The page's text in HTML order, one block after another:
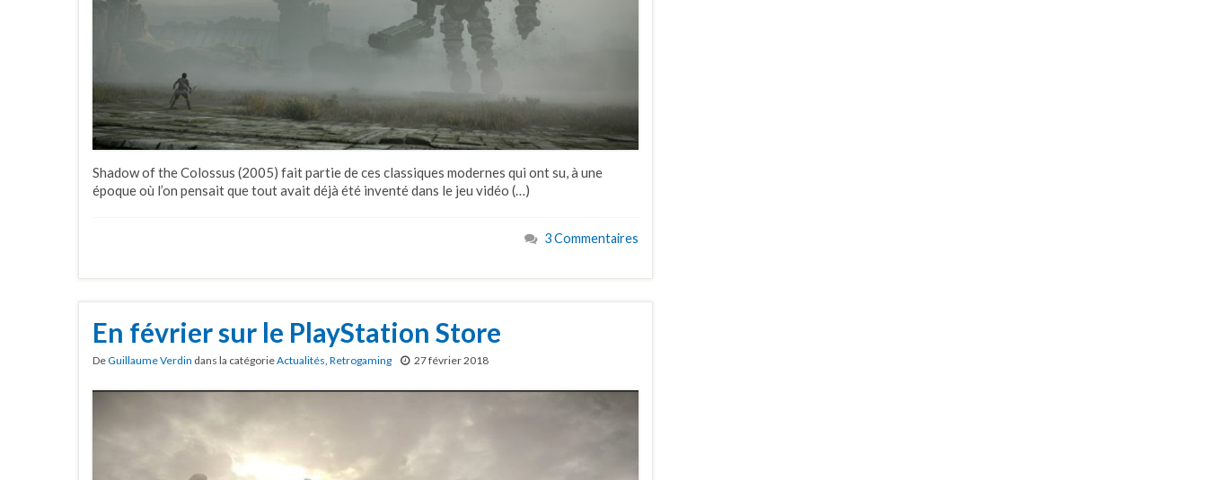
Shadow of the Colossus (2005) fait partie de ces classiques modernes qui ont su, à une
époque où l’on pensait que tout avait déjà été inventé dans le jeu vidéo (…)
3 Commentaires
En février sur le PlayStation Store
DeGuillaume Verdin dans la catégorieActualités, Retrogaming 27 février 2018